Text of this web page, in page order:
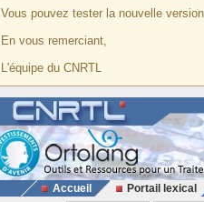
Vous pouvez tester la nouvelle
En vous remerciant,
L'équipe du CNRTL
Accueil Portail lexical